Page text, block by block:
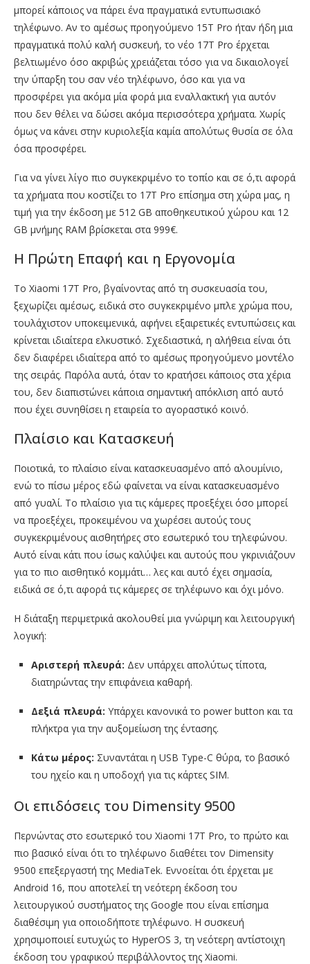
μπορεί κάποιος να πάρει ένα πραγματικά εντυπωσιακό
τηλέφωνο. Αν το αμέσως προηγούμενο 15T Pro ήταν ήδη μια
πραγματικά πολύ καλή συσκευή, το νέο 17T Pro έρχεται
βελτιωμένο όσο ακριβώς χρειάζεται τόσο για να δικαιολογεί
την ύπαρξη του σαν νέο τηλέφωνο, όσο και για να
προσφέρει για ακόμα μία φορά μια εναλλακτική για αυτόν
που δεν θέλει να δώσει ακόμα περισσότερα χρήματα. Χωρίς
όμως να κάνει στην κυριολεξία καμία απολύτως θυσία σε όλα
όσα προσφέρει.
Για να γίνει λίγο πιο συγκεκριμένο το τοπίο και σε ό,τι αφορά
τα χρήματα που κοστίζει το 17T Pro επίσημα στη χώρα μας, η
τιμή για την έκδοση με 512 GB αποθηκευτικού χώρου και 12
GB μνήμης RAM βρίσκεται στα 999€.
Η Πρώτη Επαφή και η Εργονομία
Το Xiaomi 17T Pro, βγαίνοντας από τη συσκευασία του,
ξεχωρίζει αμέσως, ειδικά στο συγκεκριμένο μπλε χρώμα που,
τουλάχιστον υποκειμενικά, αφήνει εξαιρετικές εντυπώσεις και
κρίνεται ιδιαίτερα ελκυστικό. Σχεδιαστικά, η αλήθεια είναι ότι
δεν διαφέρει ιδιαίτερα από το αμέσως προηγούμενο μοντέλο
της σειράς. Παρόλα αυτά, όταν το κρατήσει κάποιος στα χέρια
του, δεν διαπιστώνει κάποια σημαντική απόκλιση από αυτό
που έχει συνηθίσει η εταιρεία το αγοραστικό κοινό.
Πλαίσιο και Κατασκευή
Ποιοτικά, το πλαίσιο είναι κατασκευασμένο από αλουμίνιο,
ενώ το πίσω μέρος εδώ φαίνεται να είναι κατασκευασμένο
από γυαλί. Το πλαίσιο για τις κάμερες προεξέχει όσο μπορεί
να προεξέχει, προκειμένου να χωρέσει αυτούς τους
συγκεκριμένους αισθητήρες στο εσωτερικό του τηλεφώνου.
Αυτό είναι κάτι που ίσως καλύψει και αυτούς που γκρινιάζουν
για το πιο αισθητικό κομμάτι… λες και αυτό έχει σημασία,
ειδικά σε ό,τι αφορά τις κάμερες σε τηλέφωνο και όχι μόνο.
Η διάταξη περιμετρικά ακολουθεί μια γνώριμη και λειτουργική
λογική:
Αριστερή πλευρά: Δεν υπάρχει απολύτως τίποτα,
διατηρώντας την επιφάνεια καθαρή.
Δεξιά πλευρά: Υπάρχει κανονικά το power button και τα
πλήκτρα για την αυξομείωση της έντασης.
Κάτω μέρος: Συναντάται η USB Type-C θύρα, το βασικό
του ηχείο και η υποδοχή για τις κάρτες SIM.
Οι επιδόσεις του Dimensity 9500
Περνώντας στο εσωτερικό του Xiaomi 17T Pro, το πρώτο και
πιο βασικό είναι ότι το τηλέφωνο διαθέτει τον Dimensity
9500 επεξεργαστή της MediaTek. Εννοείται ότι έρχεται με
Android 16, που αποτελεί τη νεότερη έκδοση του
λειτουργικού συστήματος της Google που είναι επίσημα
διαθέσιμη για οποιοδήποτε τηλέφωνο. Η συσκευή
χρησιμοποιεί ευτυχώς το HyperOS 3, τη νεότερη αντίστοιχη
έκδοση του γραφικού περιβάλλοντος της Xiaomi.